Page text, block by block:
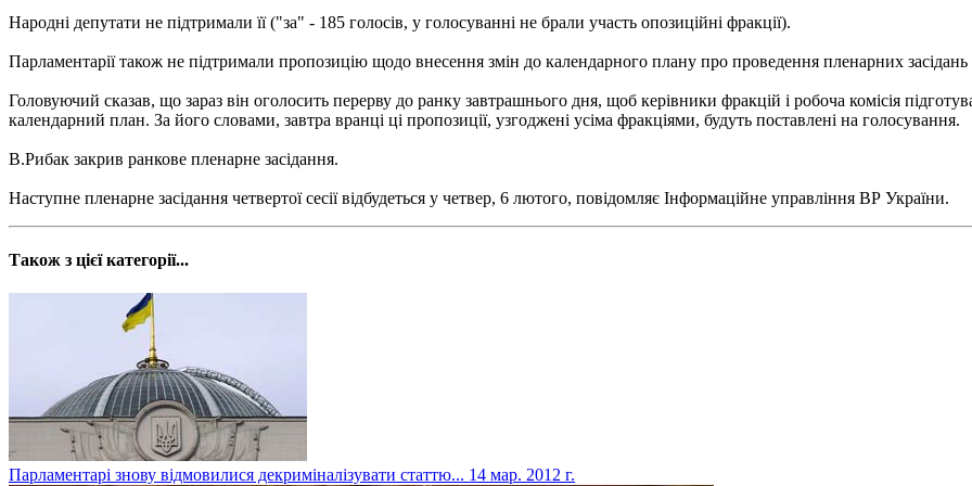
Народні депутати не підтримали її ("за" - 185 голосів, у голосуванні не брали участь опозиційні фракції).
Парламентарії також не підтримали пропозицію щодо внесення змін до календарного плану про проведення пленарних
Головуючий сказав, що зараз він оголосить перерву до ранку завтрашнього дня, щоб керівники фракцій і робоча комісія
календарний план. За його словами, завтра вранці ці пропозиції, узгоджені усіма фракціями, будуть поставлені на голосування.
В.Рибак закрив ранкове пленарне засідання.
Наступне пленарне засідання четвертої сесії відбудеться у четвер, 6 лютого, повідомляє Інформаційне управління ВР України.
Також з цієї категорії...
Парламентарі знову відмовилися декриміналізувати статтю... 14 мар. 2012 г.